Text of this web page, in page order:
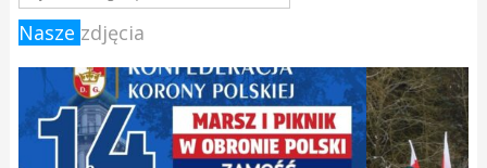
Nasze zdjęcia